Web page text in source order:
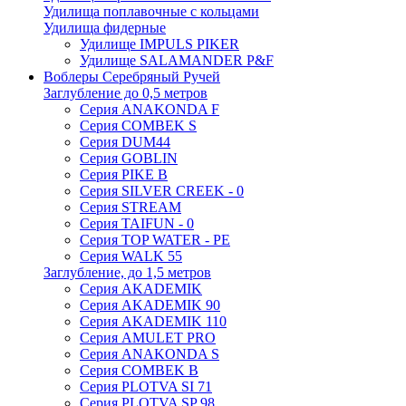
Удилища поплавочные с кольцами
Удилища фидерные
Удилище IMPULS PIKER
Удилище SALAMANDER P&F
Воблеры Серебряный Ручей
Заглубление до 0,5 метров
Серия ANAKONDA F
Серия COMBEK S
Серия DUM44
Серия GOBLIN
Серия PIKE B
Серия SILVER CREEK - 0
Серия STREAM
Серия TAIFUN - 0
Серия TOP WATER - PE
Серия WALK 55
Заглубление, до 1,5 метров
Серия AKADEMIK
Серия AKADEMIK 90
Серия AKADEMIK 110
Серия AMULET PRO
Серия ANAKONDA S
Серия COMBEK B
Серия PLOTVA SI 71
Серия PLOTVA SP 98